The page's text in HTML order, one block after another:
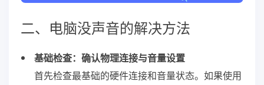
二、电脑没声音的解决方法
基础检查：确认物理连接与音量设置
首先检查最基础的硬件连接和音量状态。如果使用